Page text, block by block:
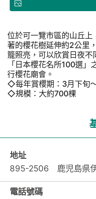
位於可一覽市區的山丘上
著的櫻花樹延伸約2公里
籠照亮，可以欣賞日夜
「日本櫻花名所100選
行櫻花廟會。
◇每年賞櫻期：3月下旬
◇規模：大約700棵
地址
895-2506 鹿児島県
電話號碼